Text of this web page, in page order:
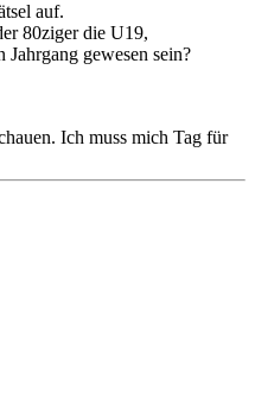
auf.
80ziger die U19,
gewesen sein?
Ich muss mich Tag für